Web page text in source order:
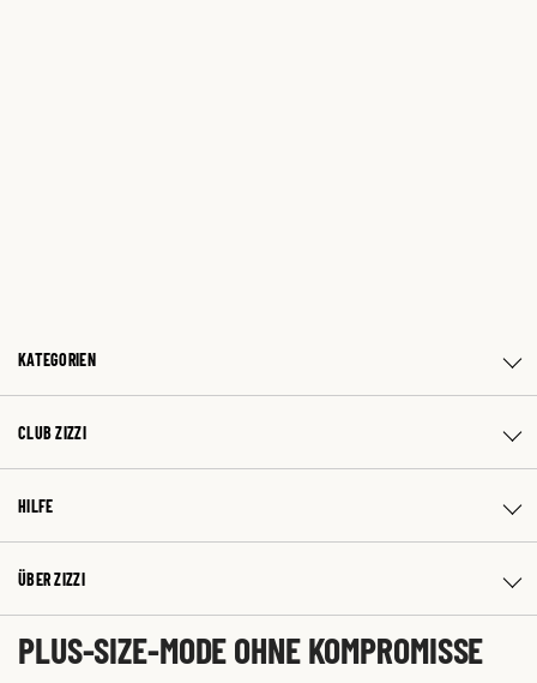
KATEGORIEN
CLUB ZIZZI
HILFE
ÜBER ZIZZI
PLUS-SIZE-MODE OHNE KOMPROMISSE